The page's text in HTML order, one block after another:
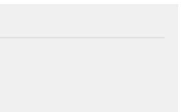
i ny flik, extern webbplats,
extern webbplats,
i ny flik, extern webbplats,
din e-postklient,